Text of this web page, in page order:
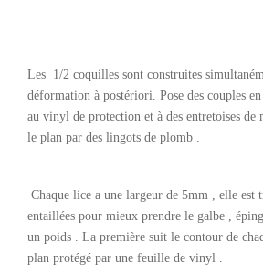
Les 1/2 coquilles sont construites
déformation à postériori. Pose des couples
au vinyl de protection et à des entretoises
le plan par des lingots de plomb .
Chaque lice a une largeur de 5mm , elle est
entaillées pour mieux prendre le galbe ,
un poids . La première suit le contour de
plan protégé par une feuille de vinyl .